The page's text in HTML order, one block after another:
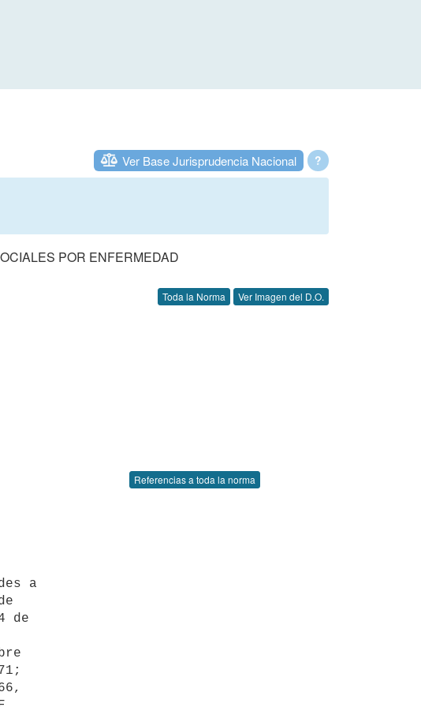
?
Ver Base Jurisprudencia Nacional
POR ENFERMEDAD
Toda la Norma Ver Imagen del D.O.
Referencias a toda la norma
a
de